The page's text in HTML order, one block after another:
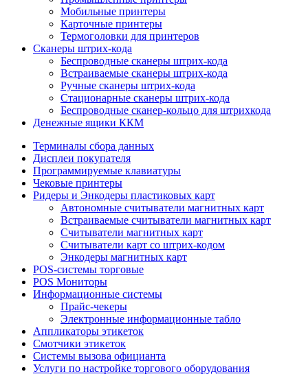
Мобильные принтеры
Карточные принтеры
Термоголовки для принтеров
Сканеры штрих-кода
Беспроводные сканеры штрих-кода
Встраиваемые сканеры штрих-кода
Ручные сканеры штрих-кода
Стационарные сканеры штрих-кода
Беспроводные сканер-кольцо для штрихкода
Денежные ящики ККМ
Терминалы сбора данных
Дисплеи покупателя
Программируемые клавиатуры
Чековые принтеры
Ридеры и Энкодеры пластиковых карт
Автономные считыватели магнитных карт
Встраиваемые считыватели магнитных карт
Считыватели магнитных карт
Считыватели карт со штрих-кодом
Энкодеры магнитных карт
POS-системы торговые
POS Мониторы
Информационные системы
Прайс-чекеры
Электронные информационные табло
Аппликаторы этикеток
Смотчики этикеток
Системы вызова официанта
Услуги по настройке торгового оборудования